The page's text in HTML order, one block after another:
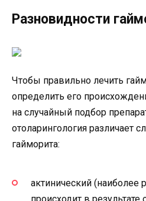
Разновидности
Чтобы правильно лечить
определить его
на случайный подбор
отоларингология различает
гайморита:
актинический (наиболее
происходит в